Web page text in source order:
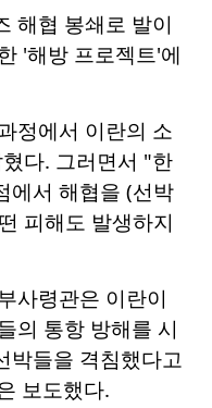
해협 봉쇄로 발이
'해방 프로젝트'에
정에서 이란의 소
다. 그러면서 "한
에서 해협을 (선박
피해도 발생하지
사령관은 이란이
의 통항 방해를 시
박들을 격침했다고
보도했다.